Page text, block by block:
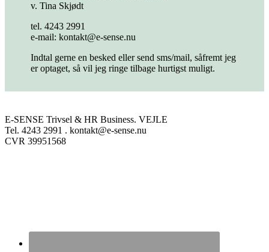
v. Tina Skjødt
tel. 4243 2991
e-mail: kontakt@e-sense.nu
Indtal gerne en besked eller send sms/mail, såfremt jeg
er optaget, så vil jeg ringe tilbage hurtigst muligt.
E-SENSE Trivsel & HR Business. VEJLE
Tel. 4243 2991 . kontakt@e-sense.nu
CVR 39951568